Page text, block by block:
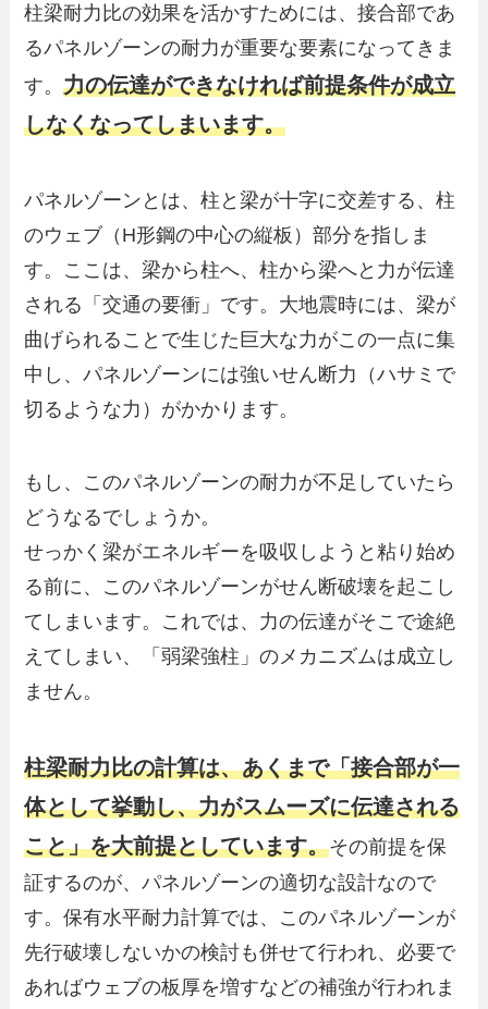
柱梁耐力比の効果を活かすためには、接合部であ
るパネルゾーンの耐力が重要な要素になってきま
す。力の伝達ができなければ前提条件が成立
しなくなってしまいます。
パネルゾーンとは、柱と梁が十字に交差する、柱
のウェブ（H形鋼の中心の縦板）部分を指しま
す。ここは、梁から柱へ、柱から梁へと力が伝達
される「交通の要衝」です。大地震時には、梁が
曲げられることで生じた巨大な力がこの一点に集
中し、パネルゾーンには強いせん断力（ハサミで
切るような力）がかかります。
もし、このパネルゾーンの耐力が不足していたら
どうなるでしょうか。
せっかく梁がエネルギーを吸収しようと粘り始め
る前に、このパネルゾーンがせん断破壊を起こし
てしまいます。これでは、力の伝達がそこで途絶
えてしまい、「弱梁強柱」のメカニズムは成立し
ません。
柱梁耐力比の計算は、あくまで「接合部が一
体として挙動し、力がスムーズに伝達される
こと」を大前提としています。その前提を保
証するのが、パネルゾーンの適切な設計なので
す。保有水平耐力計算では、このパネルゾーンが
先行破壊しないかの検討も併せて行われ、必要で
あればウェブの板厚を増すなどの補強が行われま